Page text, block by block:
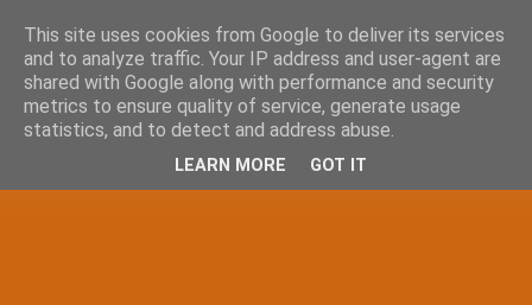
This site uses cookies from Google to deliver its services
and to analyze traffic. Your IP address and user-agent are
shared with Google along with performance and security
metrics to ensure quality of service, generate usage
statistics, and to detect and address abuse.
LEARN MORE GOT IT